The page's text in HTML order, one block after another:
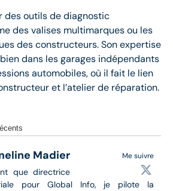
des outils de diagnostic
des valises multimarques ou les
des constructeurs. Son expertise
dans les garages indépendants
automobiles, où il fait le lien
et l’atelier de réparation.
Me suivre
Madier
que directrice
pour Global Info, je pilote la